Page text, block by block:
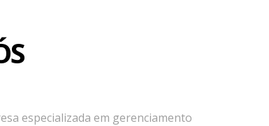
especializada em gerenciamento